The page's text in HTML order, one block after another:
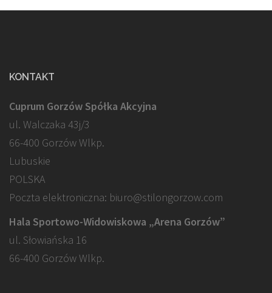
KONTAKT
Cuprum Gorzów Spółka Akcyjna
ul. Walczaka 43j/3
66-400 Gorzów Wlkp.
Lubuskie
POLSKA
Poczta elektroniczna: biuro@stilongorzow.com
Hala Sportowo-Widowiskowa „Arena Gorzów”
ul. Słowiańska 16
66-400 Gorzów Wlkp.